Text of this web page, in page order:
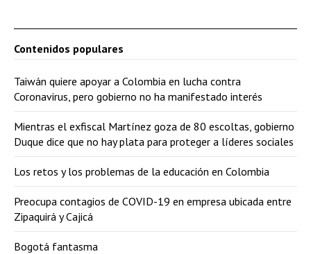
Contenidos populares
Taiwán quiere apoyar a Colombia en lucha contra
Coronavirus, pero gobierno no ha manifestado interés
Mientras el exfiscal Martínez goza de 80 escoltas, gobierno
Duque dice que no hay plata para proteger a líderes sociales
Los retos y los problemas de la educación en Colombia
Preocupa contagios de COVID-19 en empresa ubicada entre
Zipaquirá y Cajicá
Bogotá fantasma